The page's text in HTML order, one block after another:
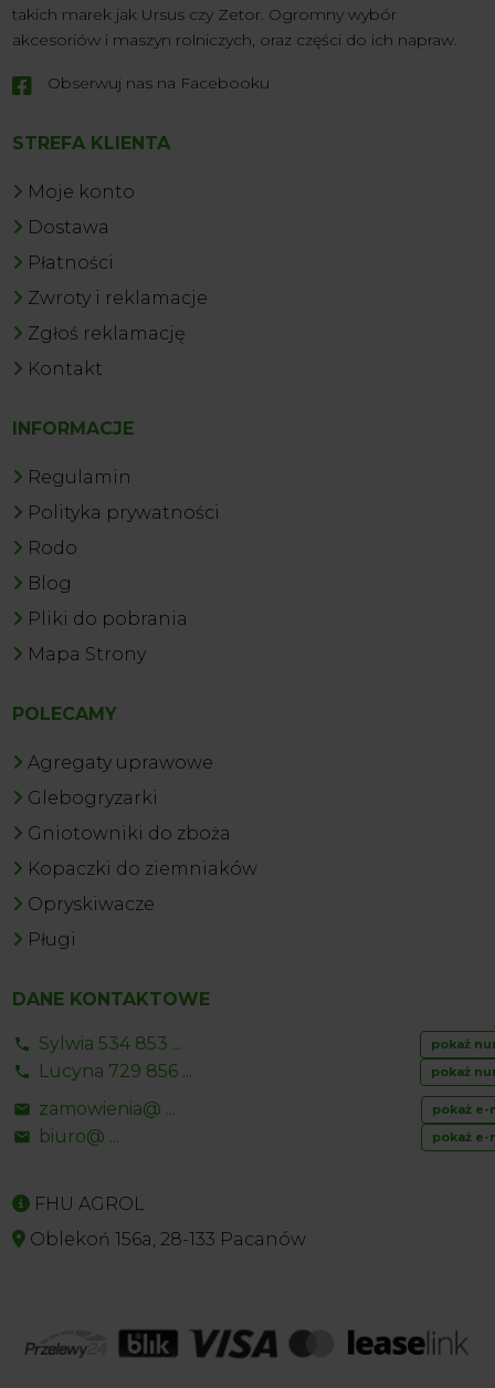
takich marek jak Ursus czy Zetor. Ogromny wybór
akcesoriów i maszyn rolniczych, oraz części do ich napraw.
 Obserwuj nas na Facebooku
STREFA KLIENTA
Moje konto
Dostawa
Płatności
Zwroty i reklamacje
Zgłoś reklamację
Kontakt
INFORMACJE
Regulamin
Polityka prywatności
Rodo
Blog
Pliki do pobrania
Mapa Strony
POLECAMY
Agregaty uprawowe
Glebogryzarki
Gniotowniki do zboża
Kopaczki do ziemniaków
Opryskiwacze
Pługi
DANE KONTAKTOWE
Sylwia 534 853 ... pokaż
Lucyna 729 856 ... pokaż
zamowienia@ ... pokaż e-
biuro@ ... pokaż e-
FHU AGROL
Oblekoń 156a, 28-133 Pacanów